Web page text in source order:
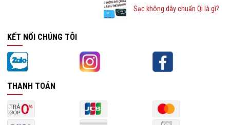
Sạc không dây chuẩn Qi là gì?
KẾT NỐI CHÚNG TÔI
THANH TOÁN